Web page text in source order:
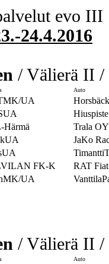
evo III
24.4.2016
/ Välierä II /
Auto
UA
Härmä Trala
JaKo
FK-K RAT Fiat
UA
/ Välierä II /
Auto